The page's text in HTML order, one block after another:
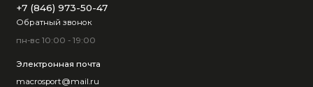
+7 (846) 973-50-47
Обратный звонок
пн-вс 10:00 - 19:00
Электронная почта
macrosport@mail.ru